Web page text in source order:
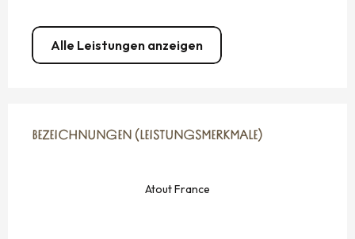
Alle Leistungen anzeigen
BEZEICHNUNGEN (LEISTUNGSMERKMALE)
BEZEICHNUNGEN (LEISTUNGSMERKMALE)
Atout France